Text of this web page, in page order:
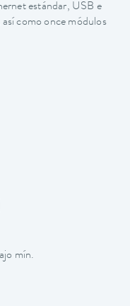
estándar, USB e
como once módulos
mín.